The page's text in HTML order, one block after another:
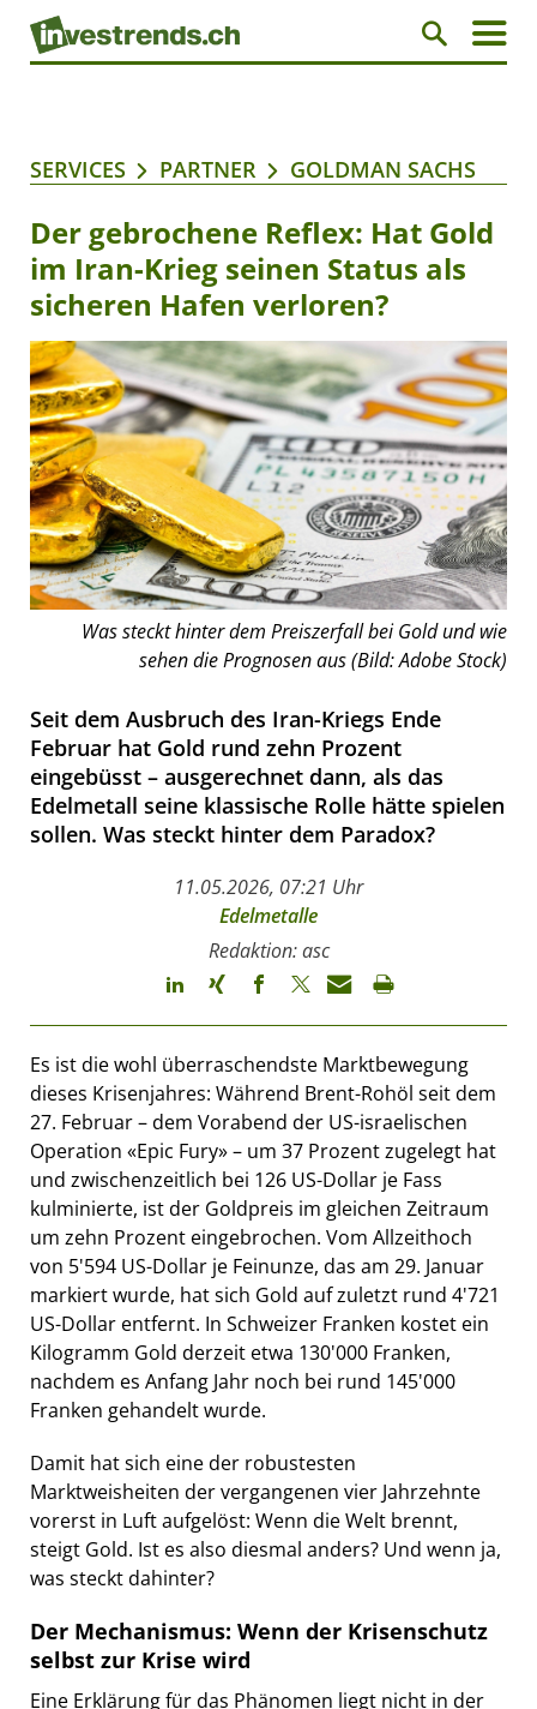
SERVICES PARTNER GOLDMAN SACHS
Der gebrochene Reflex: Hat Gold
im Iran-Krieg seinen Status als
sicheren Hafen verloren?
Was steckt hinter dem Preiszerfall bei Gold und wie
sehen die Prognosen aus (Bild: Adobe Stock)
Seit dem Ausbruch des Iran-Kriegs Ende
Februar hat Gold rund zehn Prozent
eingebüsst – ausgerechnet dann, als das
Edelmetall seine klassische Rolle hätte spielen
sollen. Was steckt hinter dem Paradox?
11.05.2026, 07:21 Uhr
Edelmetalle
Redaktion: asc
Es ist die wohl überraschendste Marktbewegung
dieses Krisenjahres: Während Brent-Rohöl seit dem
27. Februar – dem Vorabend der US-israelischen
Operation «Epic Fury» – um 37 Prozent zugelegt hat
und zwischenzeitlich bei 126 US-Dollar je Fass
kulminierte, ist der Goldpreis im gleichen Zeitraum
um zehn Prozent eingebrochen. Vom Allzeithoch
von 5'594 US-Dollar je Feinunze, das am 29. Januar
markiert wurde, hat sich Gold auf zuletzt rund 4'721
US-Dollar entfernt. In Schweizer Franken kostet ein
Kilogramm Gold derzeit etwa 130'000 Franken,
nachdem es Anfang Jahr noch bei rund 145'000
Franken gehandelt wurde.
Damit hat sich eine der robustesten
Marktweisheiten der vergangenen vier Jahrzehnte
vorerst in Luft aufgelöst: Wenn die Welt brennt,
steigt Gold. Ist es also diesmal anders? Und wenn ja,
was steckt dahinter?
Der Mechanismus: Wenn der Krisenschutz
selbst zur Krise wird
Eine Erklärung für das Phänomen liegt nicht in der